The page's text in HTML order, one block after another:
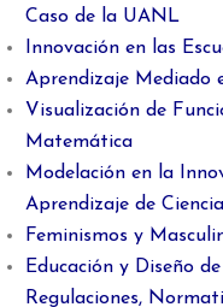
Caso de la UANL
Innovación en las
Aprendizaje Mediado
Visualización de
Matemática
Modelación en la
Aprendizaje de
Feminismos y
Educación y Diseño
Regulaciones,